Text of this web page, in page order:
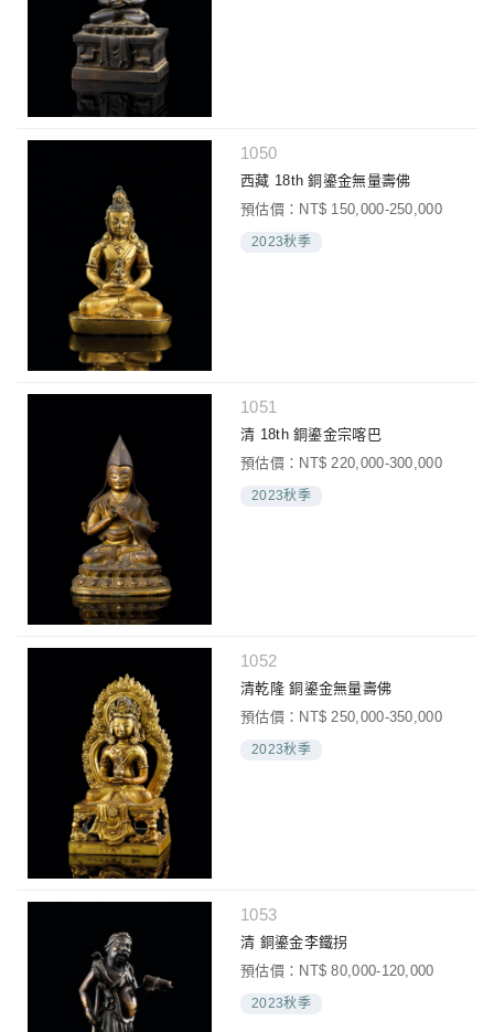
1050
西藏 18th 銅鎏金無量壽佛
預估價：NT$ 150,000-250,000
2023秋季
1051
清 18th 銅鎏金宗喀巴
預估價：NT$ 220,000-300,000
2023秋季
1052
清乾隆 銅鎏金無量壽佛
預估價：NT$ 250,000-350,000
2023秋季
1053
清 銅鎏金李鐵拐
預估價：NT$ 80,000-120,000
2023秋季